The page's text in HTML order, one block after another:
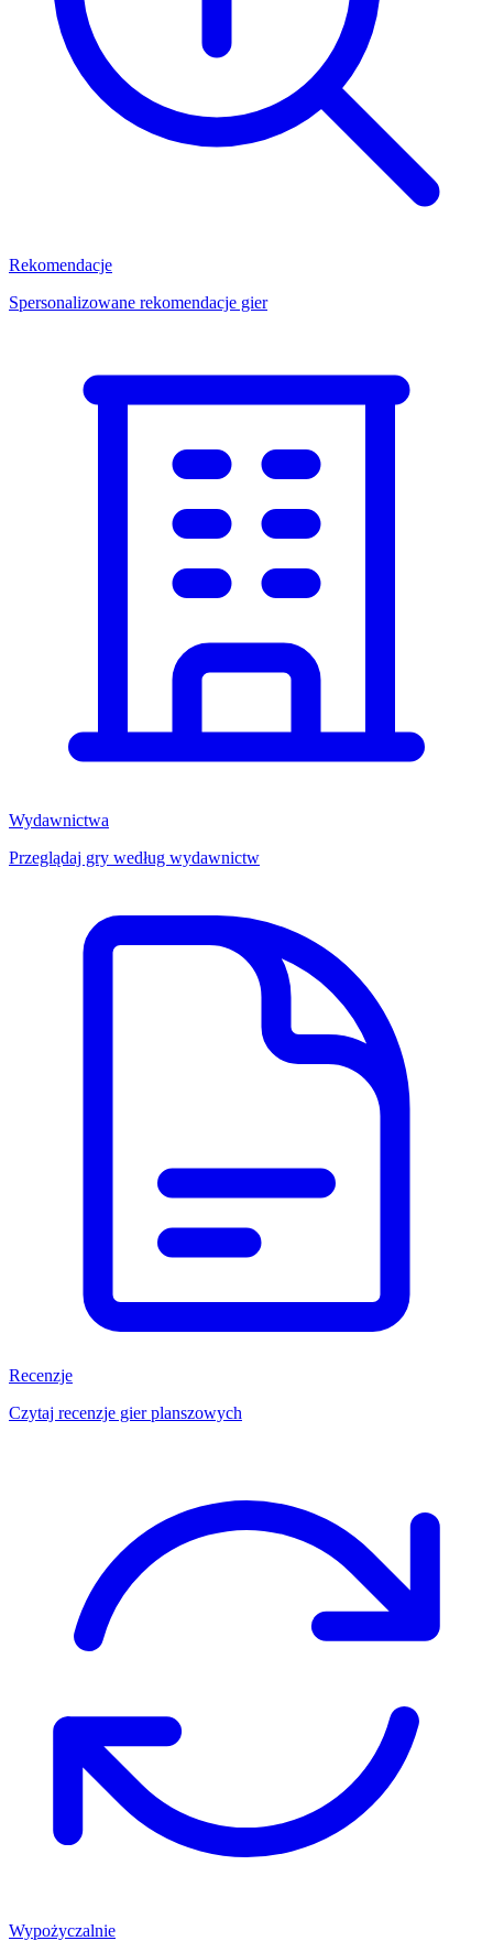
Rekomendacje
Spersonalizowane rekomendacje gier
Wydawnictwa
Przeglądaj gry według wydawnictw
Recenzje
Czytaj recenzje gier planszowych
Wypożyczalnie